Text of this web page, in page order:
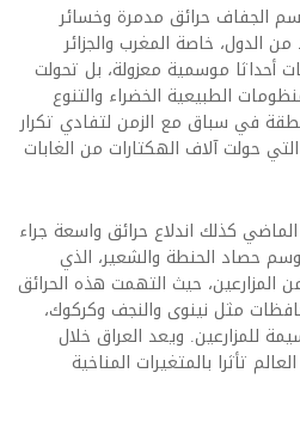
الجفاف حرائق مدمرة وخسائر
الدول، خاصة المغرب والجزائر
أحداثا موسمية معزولة، بل تحولت
الطبيعية الخضراء والتنوع
في سباق مع الزمن لتفادي تكرار
حولت آلاف الهكتارات من الغابات
كذلك اندلاع حرائق واسعة جراء
حصاد الحنطة والشعير، الذي
المزارعين، حيث التهمت هذه الحرائق
مثل نينوى والنجف وكركوك،
للمزارعين. ويعد العراق خلال
تأثرا بالمتغيرات المناخية